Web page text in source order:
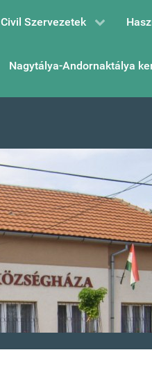
Civil Szervezetek
Nagytálya-Andornaktálya